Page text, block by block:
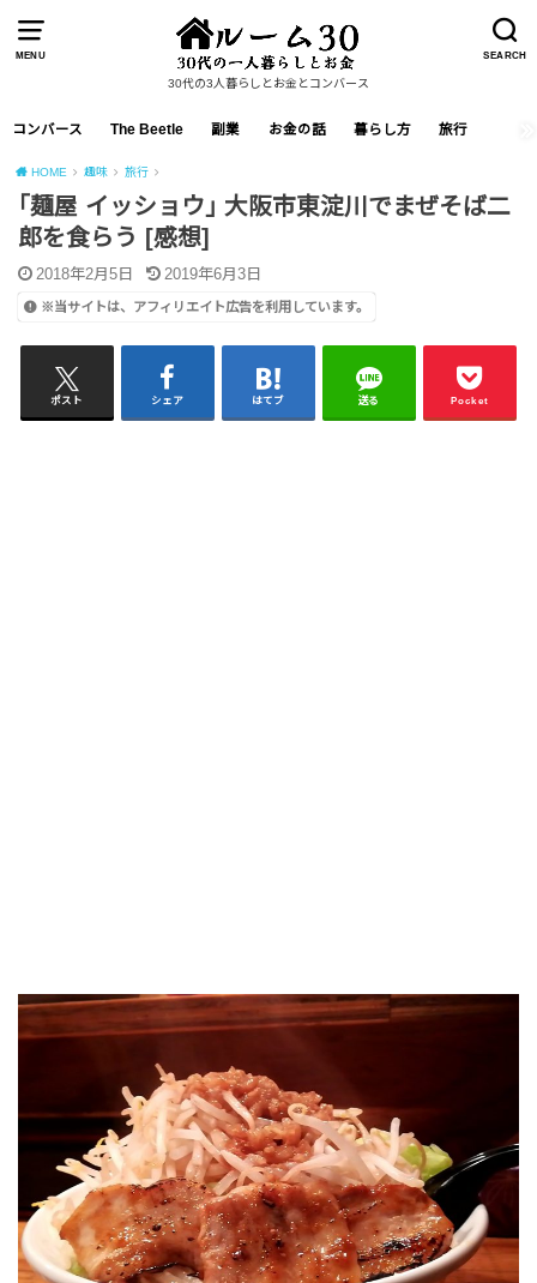
MENU SEARCH
30代の3人暮らしとお金とコンバース
コンバース The Beetle 副業 お金の話 暮らし方 旅行
HOME 趣味 旅行
｢麺屋 イッショウ｣ 大阪市東淀川でまぜそば二
郎を食らう [感想]
2018年2月5日 2019年6月3日
※当サイトは、アフィリエイト広告を利用しています。
ポスト シェア はてブ 送る Pocket